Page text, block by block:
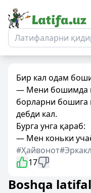
Бир кал одам
— Мени бошимда
борларни бошига
дебди кал.
Бурга унга қараб:
— Мен коньки
#Ҳайвонот
17
Boshqa